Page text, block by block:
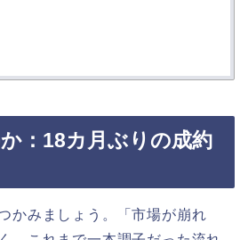
：18カ月ぶりの成約
かみましょう。「市場が崩れ